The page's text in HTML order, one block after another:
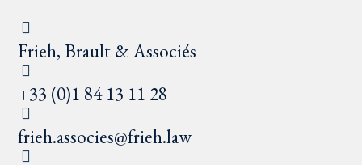
Frieh, Brault & Associés
+33 (0)1 84 13 11 28
frieh.associes@frieh.law